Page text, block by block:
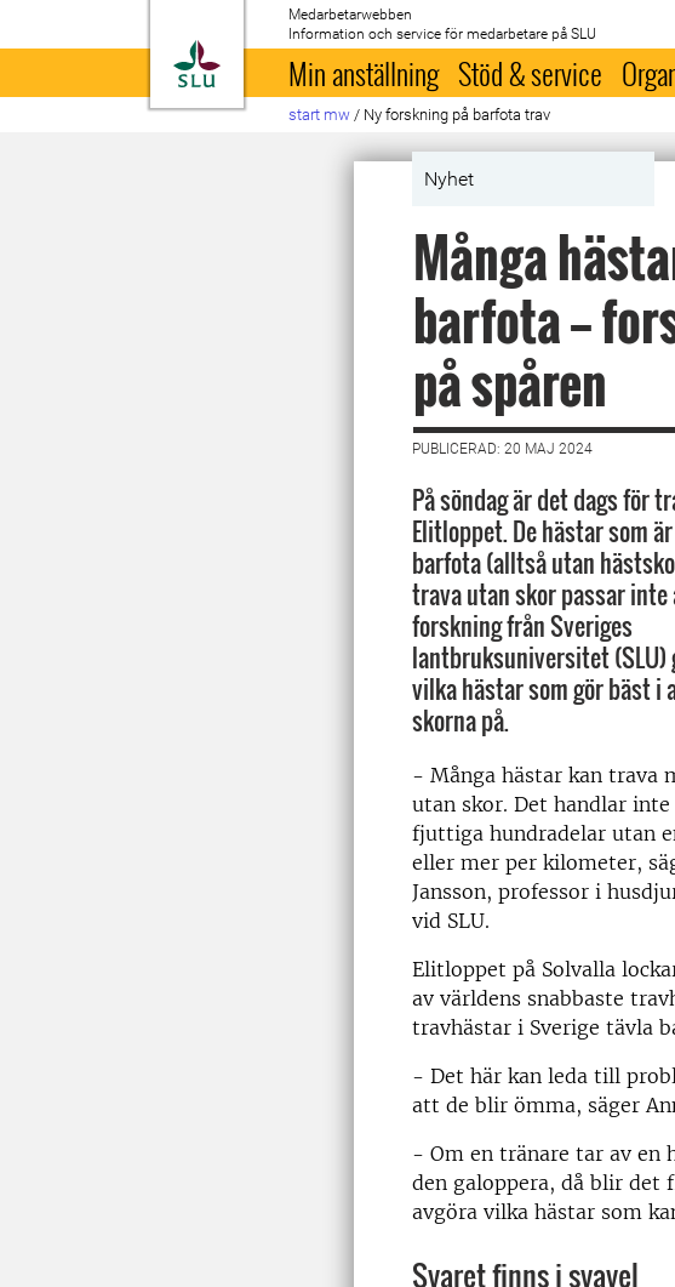
Till startsida
Medarbetarwebben
Information och service för medarbetare på SLU
Min anställning Stöd & service
start mw / Ny forskning på barfota trav
Nyhet
Många
barfota —
på spåren
PUBLICERAD: 20 MAJ 2024
På söndag är det dags för
Elitloppet. De hästar som
barfota (alltså utan
trava utan skor passar inte
forskning från Sveriges
lantbruksuniversitet (SLU)
vilka hästar som gör bäst i
skorna på.
- Många hästar kan trava
utan skor. Det handlar
fjuttiga hundradelar utan
eller mer per kilometer,
Jansson, professor i
vid SLU.
Elitloppet på Solvalla
av världens snabbaste
travhästar i Sverige tävla
- Det här kan leda till
att de blir ömma, säger
- Om en tränare tar av en
den galoppera, då blir
avgöra vilka hästar som
Svaret finns i svavel